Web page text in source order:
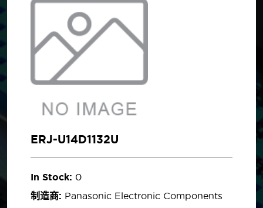
ERJ-U14D1132U
In Stock: 0
制造商: Panasonic Electronic Components